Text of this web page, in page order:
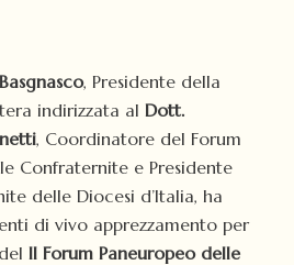
, Presidente della
indirizzata al Dott.
, Coordinatore del Forum
Confraternite e Presidente
delle Diocesi d’Italia, ha
di vivo apprezzamento per
II Forum Paneuropeo delle